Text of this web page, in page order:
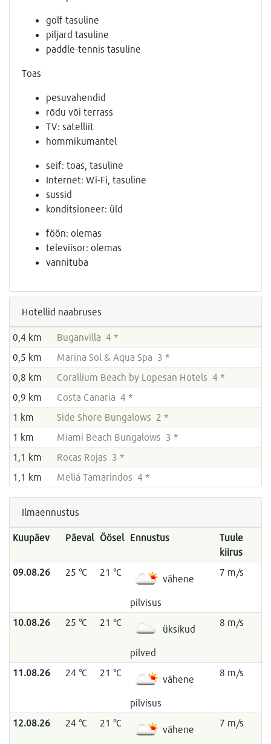
golf tasuline
piljard tasuline
paddle-tennis tasuline
Toas
pesuvahendid
rõdu või terrass
TV: satelliit
hommikumantel
seif: toas, tasuline
Internet: Wi-Fi, tasuline
sussid
konditsioneer: üld
föön: olemas
televiisor: olemas
vannituba
Hotellid naabruses
0,4 km
Buganvilla 4 *
0,5 km
Marina Sol & Aqua Spa 3 *
0,8 km
Corallium Beach by Lopesan Hotels 4 *
0,9 km
Costa Canaria 4 *
1 km
Side Shore Bungalows 2 *
1 km
Miami Beach Bungalows 3 *
1,1 km
Rocas Rojas 3 *
1,1 km
Meliá Tamarindos 4 *
Ilmaennustus
Kuupäev Päeval Öösel Ennustus
Tuule
kiirus
09.08.26
25 °C 21 °C
vähene
pilvisus
7 m/s
10.08.26 25 °C 21 °C
üksikud
pilved
8 m/s
11.08.26 24 °C 21 °C
vähene
pilvisus
8 m/s
12.08.26 24 °C 21 °C
vähene
7 m/s